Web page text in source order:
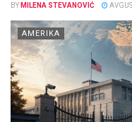
BY MILENA STEVANOVIĆ
AMERIKA